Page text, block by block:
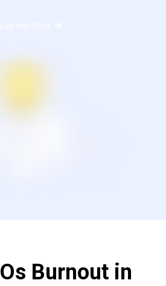
Burnout in